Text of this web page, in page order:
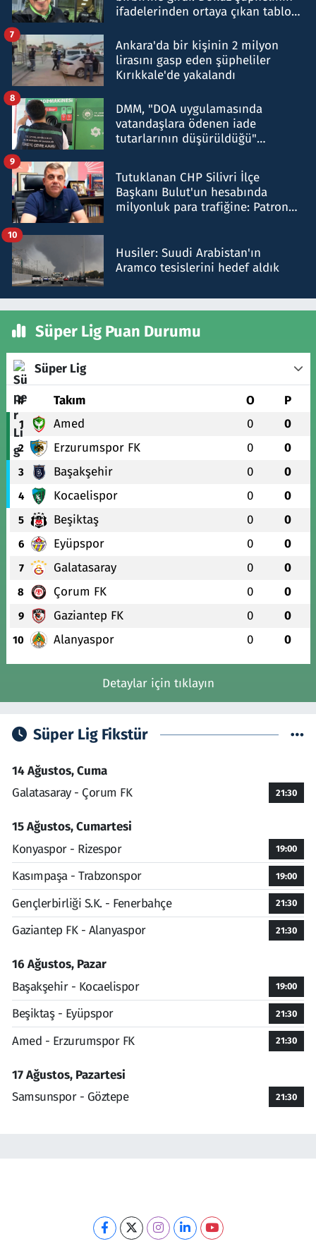
ifadelerinden ortaya çıkan tablo
Ankara'da bir kişinin 2 milyon
lirasını gasp eden şüpheliler
Kırıkkale'de yakalandı
7
DMM, "DOA uygulamasında
vatandaşlara ödenen iade
tutarlarının düşürüldüğü"
8
Tutuklanan CHP Silivri İlçe
Başkanı Bulut'un hesabında
milyonluk para trafiğine: Patron
9
Husiler: Suudi Arabistan'ın
Aramco tesislerini hedef aldık
10
Süper Lig Puan Durumu
Süper Lig
# Takım O P
1 Amed 0 0
2 Erzurumspor FK 0 0
3 Başakşehir 0 0
4 Kocaelispor 0 0
5 Beşiktaş 0 0
6 Eyüpspor 0 0
7 Galatasaray 0 0
8 Çorum FK 0 0
9 Gaziantep FK 0 0
10 Alanyaspor 0 0
Detaylar için tıklayın
Süper Lig Fikstür
14 Ağustos, Cuma
Galatasaray - Çorum FK
21:30
15 Ağustos, Cumartesi
Konyaspor - Rizespor
19:00
Kasımpaşa - Trabzonspor 19:00
Gençlerbirliği S.K. - Fenerbahçe 21:30
Gaziantep FK - Alanyaspor 21:30
16 Ağustos, Pazar
Başakşehir - Kocaelispor
19:00
Beşiktaş - Eyüpspor 21:30
Amed - Erzurumspor FK 21:30
17 Ağustos, Pazartesi
Samsunspor - Göztepe
21:30